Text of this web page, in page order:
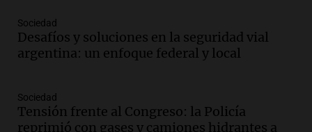
contrato entre cooperativa argentina y
Huawei en Neuquén
Panorama Federal
la presencia de 70.000 bolivianos en la
provincia y su integración
Sociedad
Desafíos y soluciones en la seguridad vial
argentina: un enfoque federal y local
Sociedad
Tensión frente al Congreso: la Policía
reprimió con gases y camiones hidrantes a